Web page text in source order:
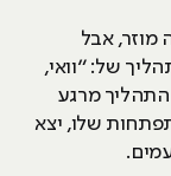
מוזר, אבל
של: “וואי,
התהליך מרגע
שלו, יצא